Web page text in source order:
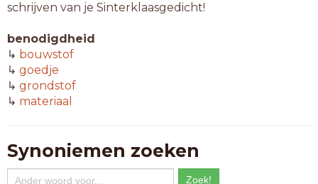
schrijven van je Sinterklaasgedicht!
benodigdheid
↳ bouwstof
↳ goedje
↳ grondstof
↳ materiaal
Synoniemen zoeken